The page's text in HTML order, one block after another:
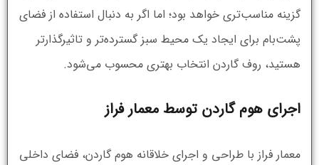
گزینه مناسب‌تری خواهد بود؛ اما اگر به دنبال استفاده از فضای
پشت‌بام برای ایجاد یک محیط سبز گسترده‌تر و تاثیرگذارتر
هستید، روف گاردن انتخاب بهتری محسوب می‌شود.
اجرای هوم گاردن توسط معمار فراز
معمار فراز با طراحی و اجرای خلاقانه هوم گاردن، فضای داخلی